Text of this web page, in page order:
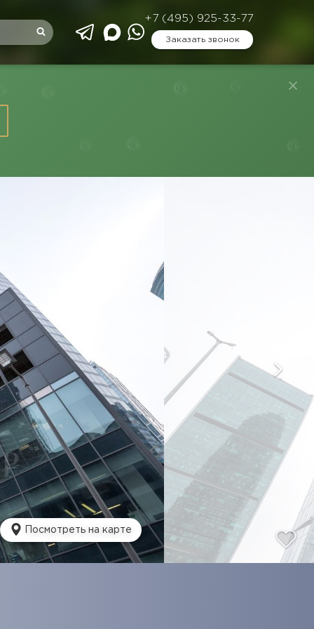
+7 (495) 925-33-77
Заказать звонок
Посмотреть на карте